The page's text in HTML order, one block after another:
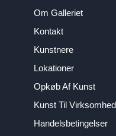
Om Galleriet
Kontakt
Kunstnere
Lokationer
Opkøb Af Kunst
Kunst Til Virksomhed
Handelsbetingelser